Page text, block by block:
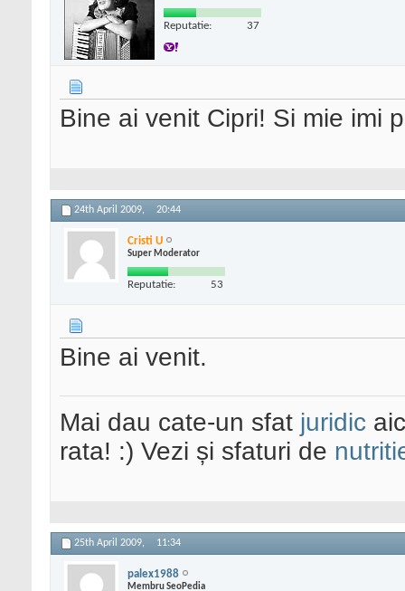
Reputatie: 37
Bine ai venit Cipri! Si mie imi
24th April 2009, 20:44
Cristi U
Super Moderator
Reputatie: 53
Bine ai venit.
Mai dau cate-un sfat juridic
rata! :) Vezi și sfaturi de
25th April 2009, 11:34
palex1988
Membru SeoPedia